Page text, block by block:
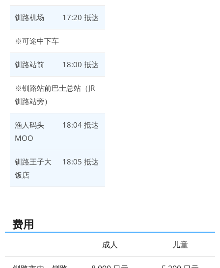
钏路机场 17:20 抵达
※可途中下车
钏路站前 18:00 抵达
※钏路站前巴士总站（JR
钏路站旁）
渔人码头
MOO
18:04 抵达
钏路王子大
饭店
18:05 抵达
费用
成人 儿童